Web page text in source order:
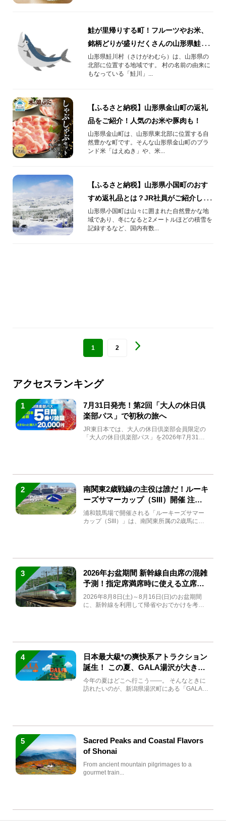
鮭が里帰りする町！フルーツやお米、
銘柄どりが盛りだくさんの山形県鮭川
村をふるさと納税で応援しよう！
山形県鮭川村（さけがわむら）は、山形県の
北部に位置する地域です。 村の名前の由来に
もなっている「鮭川」...
【ふるさと納税】山形県金山町の返礼
品をご紹介！人気のお米や豚肉も！
山形県金山町は、山形県東北部に位置する自
然豊かな町です。そんな山形県金山町のブラ
ンド米「はえぬき」や、米...
【ふるさと納税】山形県小国町のおす
すめ返礼品とは？JR社員がご紹介しま
す！
山形県小国町は山々に囲まれた自然豊かな地
域であり、冬になると2メートルほどの積雪を
記録するなど、国内有数...
1 2
アクセスランキング
1
7月31日発売！第2回「大人の休日倶
楽部パス」で初秋の旅へ
JR東日本では、大人の休日倶楽部会員限定の
「大人の休日倶楽部パス」を2026年7月31日
2
南関東2歳戦線の主役は誰だ！ルーキ
ーズサマーカップ（SIII）開催 注目
馬と見どころをチェック
浦和競馬場で開催される「ルーキーズサマー
カップ（SIII）」は、南関東所属の2歳馬によ
3
2026年お盆期間 新幹線自由席の混雑
予測！指定席満席時に使える立席特
急券も解説
2026年8月8日(土)～8月16日(日)のお盆期間
に、新幹線を利用して帰省やおでかけを考え
4
日本最大級*の爽快系アトラクション
誕生！ この夏、GALA湯沢が大きく
生まれ変わる
今年の夏はどこへ行こう――。 そんなときに
訪れたいのが、新潟県湯沢町にある「GALA湯
5
Sacred Peaks and Coastal Flavors
of Shonai
From ancient mountain pilgrimages to a
gourmet train...